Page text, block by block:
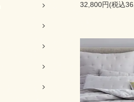
32,800円(税込